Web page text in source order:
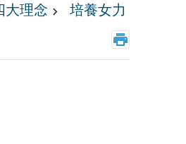
大理念 培養女力